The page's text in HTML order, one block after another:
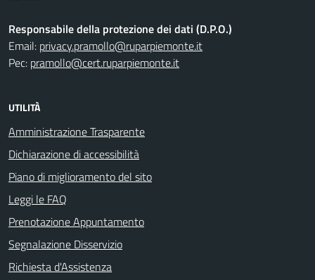
Responsabile della protezione dei dati (D.P.O.)
Email: privacy.pramollo@ruparpiemonte.it
Pec: pramollo@cert.ruparpiemonte.it
UTILITÀ
Amministrazione Trasparente
Dichiarazione di accessibilità
Piano di miglioramento del sito
Leggi le FAQ
Prenotazione Appuntamento
Segnalazione Disservizio
Richiesta d'Assistenza